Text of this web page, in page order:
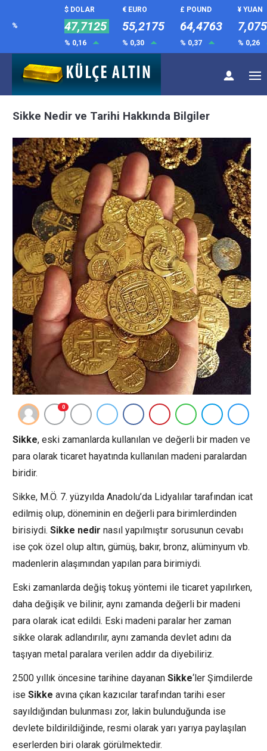
%
$ DOLAR
47,7125
% 0,16
€ EURO
55,2175
% 0,30
£ POUND
64,4763
% 0,37
¥ YUAN
% 0,26
Sikke Nedir ve Tarihi Hakkında Bilgiler
0
Sikke, eski zamanlarda kullanılan ve değerli bir maden ve
para olarak ticaret hayatında kullanılan madeni paralardan
biridir.
Sikke, M.Ö. 7. yüzyılda Anadolu’da Lidyalılar tarafından icat
edilmiş olup, döneminin en değerli para birimlerdinden
birisiydi. Sikke nedir nasıl yapılmıştır sorusunun cevabı
ise çok özel olup altın, gümüş, bakır, bronz, alüminyum vb.
madenlerin alaşımından yapılan para birimiydi.
Eski zamanlarda değiş tokuş yöntemi ile ticaret yapılırken,
daha değişik ve bilinir, aynı zamanda değerli bir madeni
para olarak icat edildi. Eski madeni paralar her zaman
sikke olarak adlandırılır, aynı zamanda devlet adını da
taşıyan metal paralara verilen addır da diyebiliriz.
2500 yıllık öncesine tarihine dayanan Sikke‘ler Şimdilerde
ise Sikke avına çıkan kazıcılar tarafından tarihi eser
sayıldığından bulunması zor, lakin bulunduğunda ise
devlete bildirildiğinde, resmi olarak yarı yarıya paylaşılan
eserlerden biri olarak görülmektedir.